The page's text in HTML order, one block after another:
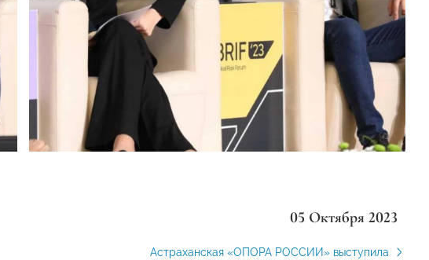
05 Октября 2023
Астраханская «ОПОРА РОССИИ» выступила